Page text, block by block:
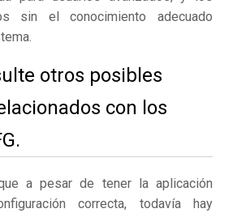
sin el conocimiento adecuado
otros posibles
con los
a pesar de tener la aplicación
correcta, todavía hay